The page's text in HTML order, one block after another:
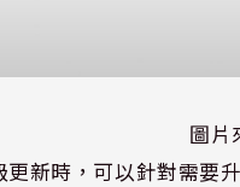
圖片
更新時，可以針對需要